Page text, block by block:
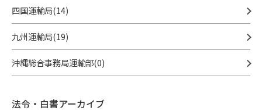
四国運輸局(14)
九州運輸局(19)
沖縄総合事務局運輸部(0)
法令・白書アーカイブ